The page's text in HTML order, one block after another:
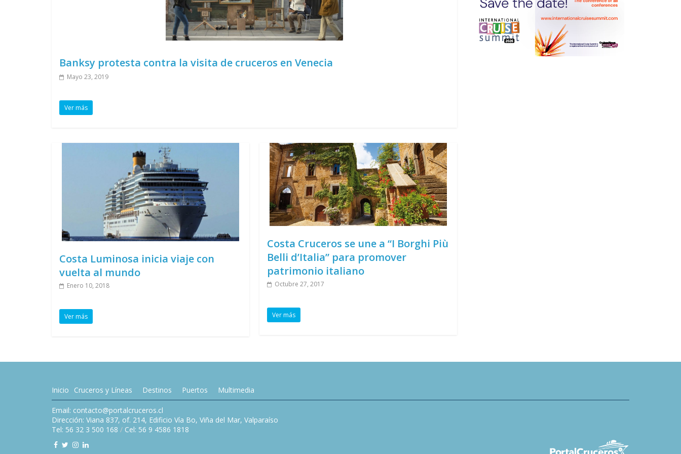
Banksy protesta contra la visita de cruceros en Venecia
Mayo 23, 2019
Ver más
Costa Luminosa inicia viaje con
vuelta al mundo
Enero 10, 2018
Ver más
Costa Cruceros se une a “I Borghi Più
Belli d’Italia” para promover
patrimonio italiano
Octubre 27, 2017
Ver más
Inicio Cruceros y Líneas Destinos Puertos Multimedia
Email: contacto@portalcruceros.cl
Dirección: Viana 837, of. 214, Edificio Vía Bo, Viña del Mar, Valparaíso
Tel: 56 32 3 500 168 / Cel: 56 9 4586 1818